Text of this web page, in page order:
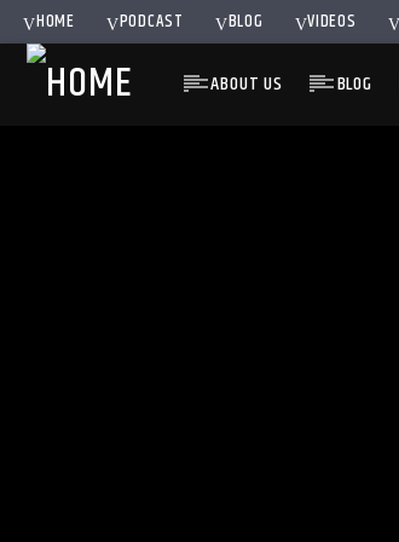
HOME PODCAST BLOG VIDEOS
ABOUT US BLOG